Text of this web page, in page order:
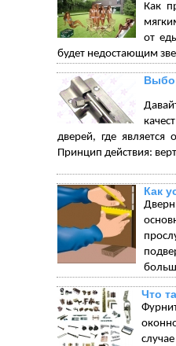
Как
от
будет недостающим
дверей, где является
Принцип действия:
Как
Что